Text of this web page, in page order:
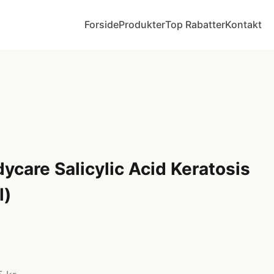
ForsideProdukterTop RabatterKontakt
Salicylic Acid Keratosis